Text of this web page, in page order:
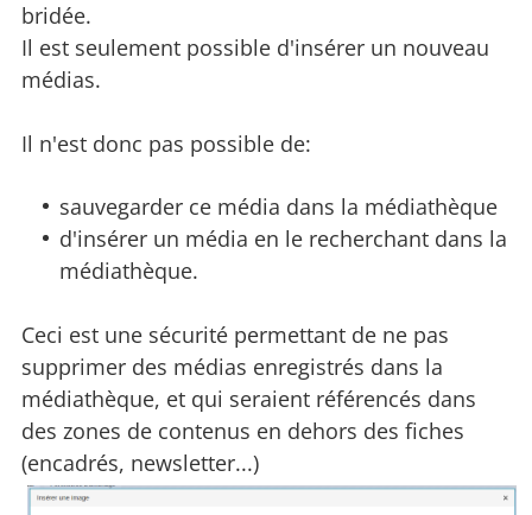
bridée.
Il est seulement possible d'insérer un nouveau
médias.
Il n'est donc pas possible de:
sauvegarder ce média dans la médiathèque
d'insérer un média en le recherchant dans la
médiathèque.
Ceci est une sécurité permettant de ne pas
supprimer des médias enregistrés dans la
médiathèque, et qui seraient référencés dans
des zones de contenus en dehors des fiches
(encadrés, newsletter...)